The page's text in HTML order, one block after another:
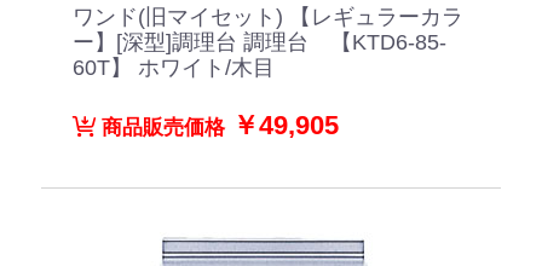
ワンド(旧マイセット) 【レギュラーカラ
ー】[深型]調理台 調理台 【KTD6-85-
60T】 ホワイト/木目
商品販売価格￥49,905